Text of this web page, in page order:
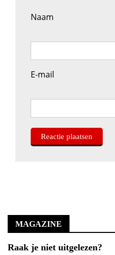
Naam
E-mail
MAGAZINE
Raak je niet uitgelezen?